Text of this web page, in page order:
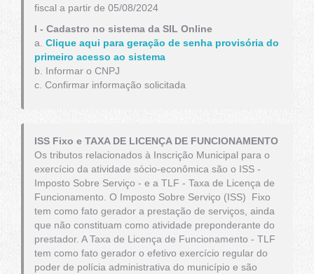
fiscal a partir de 05/08/2024
I - Cadastro no sistema da SIL Online
a. Clique aqui para geração de senha provisória do
primeiro acesso ao sistema
b. Informar o CNPJ
c. Confirmar informação solicitada
ISS Fixo e TAXA DE LICENÇA DE FUNCIONAMENTO
Os tributos relacionados à Inscrição Municipal para o
exercício da atividade sócio-econômica são o ISS -
Imposto Sobre Serviço - e a TLF - Taxa de Licença de
Funcionamento. O Imposto Sobre Serviço (ISS) Fixo
tem como fato gerador a prestação de serviços, ainda
que não constituam como atividade preponderante do
prestador. A Taxa de Licença de Funcionamento - TLF
tem como fato gerador o efetivo exercício regular do
poder de polícia administrativa do município e são